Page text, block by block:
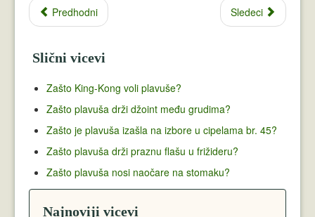
Najbolji Vicevi
Predhodni Sledeci
Slični vicevi
Zašto King-Kong voli plavuše?
Zašto plavuša drži džoint među grudima?
Zašto je plavuša izašla na izbore u cipelama br. 45?
Zašto plavuša drži praznu flašu u frižideru?
Zašto plavuša nosi naočare na stomaku?
Najnoviji vicevi